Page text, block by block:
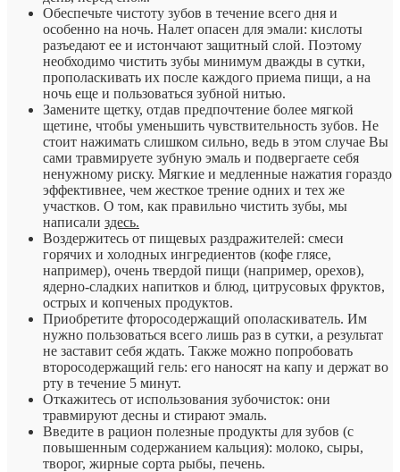
Обеспечьте чистоту зубов в течение всего дня и
особенно на ночь. Налет опасен для эмали: кислоты
разъедают ее и истончают защитный слой. Поэтому
необходимо чистить зубы минимум дважды в сутки,
прополаскивать их после каждого приема пищи, а на
ночь еще и пользоваться зубной нитью.
Замените щетку, отдав предпочтение более мягкой
щетине, чтобы уменьшить чувствительность зубов. Не
стоит нажимать слишком сильно, ведь в этом случае Вы
сами травмируете зубную эмаль и подвергаете себя
ненужному риску. Мягкие и медленные нажатия гораздо
эффективнее, чем жесткое трение одних и тех же
участков. О том, как правильно чистить зубы, мы
написали здесь.
Воздержитесь от пищевых раздражителей: смеси
горячих и холодных ингредиентов (кофе глясе,
например), очень твердой пищи (например, орехов),
ядерно-сладких напитков и блюд, цитрусовых фруктов,
острых и копченых продуктов.
Приобретите фторосодержащий ополаскиватель. Им
нужно пользоваться всего лишь раз в сутки, а результат
не заставит себя ждать. Также можно попробовать
второсодержащий гель: его наносят на капу и держат во
рту в течение 5 минут.
Откажитесь от использования зубочисток: они
травмируют десны и стирают эмаль.
Введите в рацион полезные продукты для зубов (с
повышенным содержанием кальция): молоко, сыры,
творог, жирные сорта рыбы, печень.